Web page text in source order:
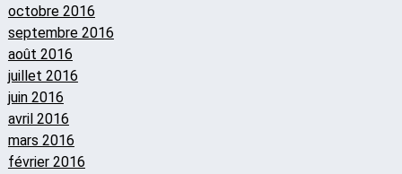
octobre 2016
septembre 2016
août 2016
juillet 2016
juin 2016
avril 2016
mars 2016
février 2016